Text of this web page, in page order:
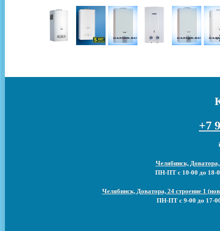
+7
Челябинск,
ПН-ПТ с 10-00 до 18-
Челябинск, Доватора, 24 строение 1
ПН-ПТ с 9-00 до 17-